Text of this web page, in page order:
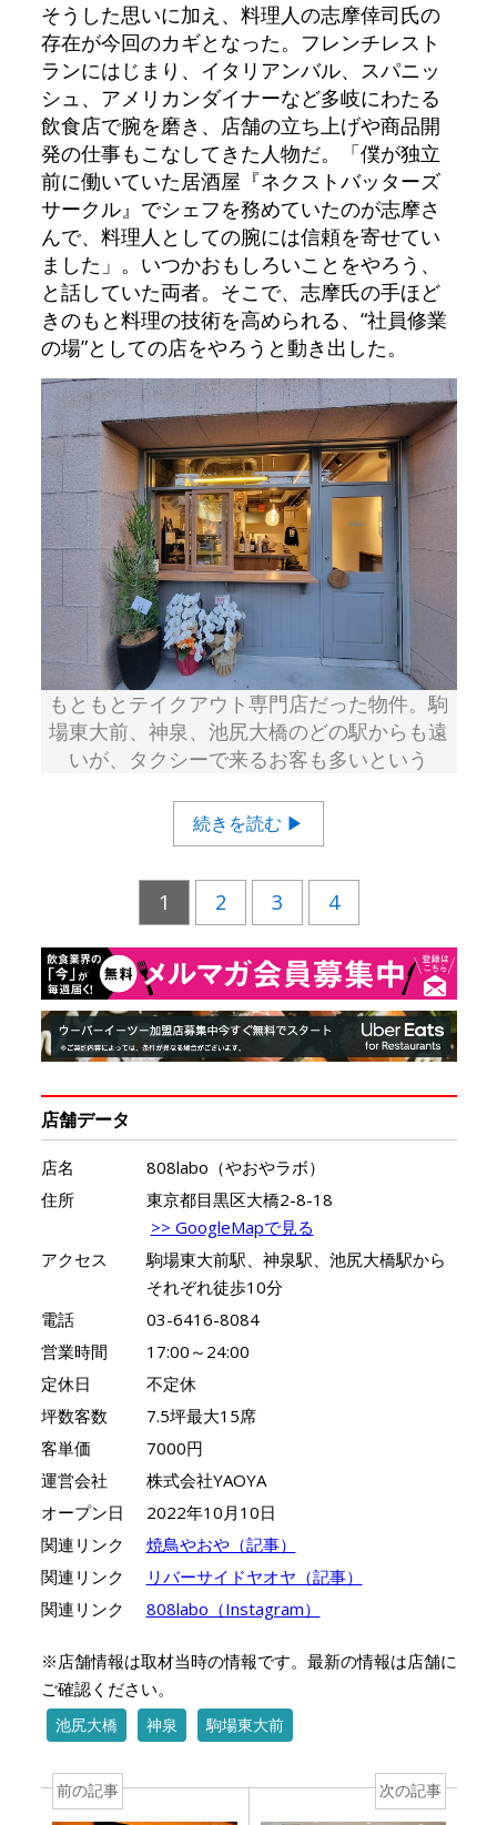
そうした思いに加え、料理人の志摩倖司氏の
存在が今回のカギとなった。フレンチレスト
ランにはじまり、イタリアンバル、スパニッ
シュ、アメリカンダイナーなど多岐にわたる
飲食店で腕を磨き、店舗の立ち上げや商品開
発の仕事もこなしてきた人物だ。「僕が独立
前に働いていた居酒屋『ネクストバッターズ
サークル』でシェフを務めていたのが志摩さ
んで、料理人としての腕には信頼を寄せてい
ました」。いつかおもしろいことをやろう、
と話していた両者。そこで、志摩氏の手ほど
きのもと料理の技術を高められる、“社員修業
の場”としての店をやろうと動き出した。
もともとテイクアウト専門店だった物件。駒
場東大前、神泉、池尻大橋のどの駅からも遠
いが、タクシーで来るお客も多いという
続きを読む ▶
1 2 3 4
店舗データ
店名
808labo（やおやラボ）
住所
東京都目黒区大橋2-8-18
>> GoogleMapで見る
アクセス
駒場東大前駅、神泉駅、池尻大橋駅から
それぞれ徒歩10分
電話
03-6416-8084
営業時間
17:00～24:00
定休日
不定休
坪数客数
7.5坪最大15席
客単価
7000円
運営会社
株式会社YAOYA
オープン日
2022年10月10日
関連リンク
焼鳥やおや（記事）
関連リンク
リバーサイドヤオヤ（記事）
関連リンク
808labo（Instagram）
※店舗情報は取材当時の情報です。最新の情報は店舗に
ご確認ください。
池尻大橋 神泉 駒場東大前
前の記事 次の記事